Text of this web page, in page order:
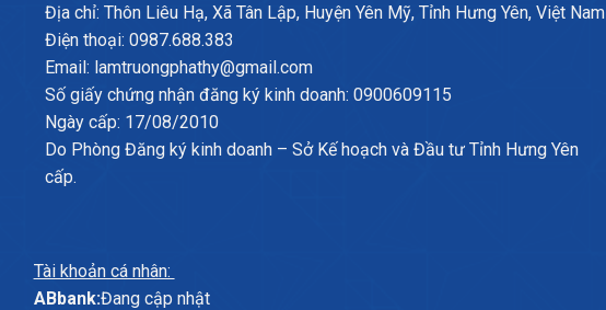
Địa chỉ: Thôn Liêu Hạ, Xã Tân Lập, Huyện Yên Mỹ, Tỉnh Hưng Yên, Việt Nam
Điện thoại: 0987.688.383
Email: lamtruongphathy@gmail.com
Số giấy chứng nhận đăng ký kinh doanh: 0900609115
Ngày cấp: 17/08/2010
Do Phòng Đăng ký kinh doanh – Sở Kế hoạch và Đầu tư Tỉnh Hưng Yên
cấp.
Tài khoản cá nhân:
ABbank:Đang cập nhật